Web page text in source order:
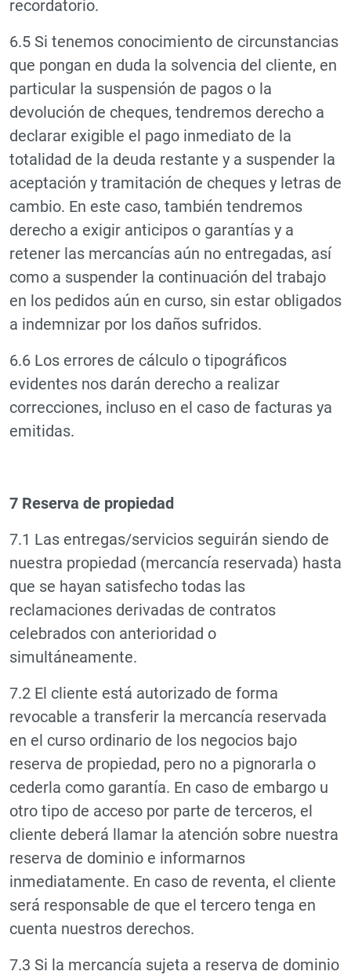
recordatorio.
6.5 Si tenemos conocimiento de circunstancias
que pongan en duda la solvencia del cliente, en
particular la suspensión de pagos o la
devolución de cheques, tendremos derecho a
declarar exigible el pago inmediato de la
totalidad de la deuda restante y a suspender la
aceptación y tramitación de cheques y letras de
cambio. En este caso, también tendremos
derecho a exigir anticipos o garantías y a
retener las mercancías aún no entregadas, así
como a suspender la continuación del trabajo
en los pedidos aún en curso, sin estar obligados
a indemnizar por los daños sufridos.
6.6 Los errores de cálculo o tipográficos
evidentes nos darán derecho a realizar
correcciones, incluso en el caso de facturas ya
emitidas.
7 Reserva de propiedad
7.1 Las entregas/servicios seguirán siendo de
nuestra propiedad (mercancía reservada) hasta
que se hayan satisfecho todas las
reclamaciones derivadas de contratos
celebrados con anterioridad o
simultáneamente.
7.2 El cliente está autorizado de forma
revocable a transferir la mercancía reservada
en el curso ordinario de los negocios bajo
reserva de propiedad, pero no a pignorarla o
cederla como garantía. En caso de embargo u
otro tipo de acceso por parte de terceros, el
cliente deberá llamar la atención sobre nuestra
reserva de dominio e informarnos
inmediatamente. En caso de reventa, el cliente
será responsable de que el tercero tenga en
cuenta nuestros derechos.
7.3 Si la mercancía sujeta a reserva de dominio